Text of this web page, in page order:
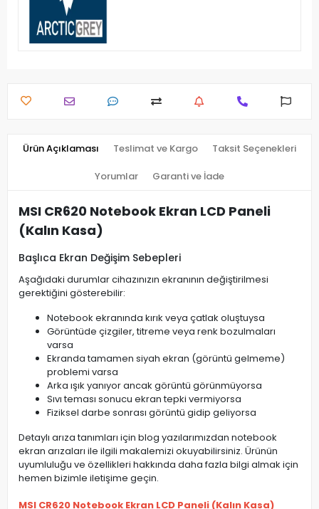
Ürün Açıklaması Teslimat ve Kargo Taksit Seçenekleri
Yorumlar Garanti ve İade
MSI CR620 Notebook Ekran LCD Paneli
(Kalın Kasa)
Başlıca Ekran Değişim Sebepleri
Aşağıdaki durumlar cihazınızın ekranının değiştirilmesi
gerektiğini gösterebilir:
Notebook ekranında kırık veya çatlak oluştuysa
Görüntüde çizgiler, titreme veya renk bozulmaları
varsa
Ekranda tamamen siyah ekran (görüntü gelmeme)
problemi varsa
Arka ışık yanıyor ancak görüntü görünmüyorsa
Sıvı teması sonucu ekran tepki vermiyorsa
Fiziksel darbe sonrası görüntü gidip geliyorsa
Detaylı arıza tanımları için blog yazılarımızdan notebook
ekran arızaları ile ilgili makalemizi okuyabilirsiniz. Ürünün
uyumluluğu ve özellikleri hakkında daha fazla bilgi almak için
hemen bizimle iletişime geçin.
MSI CR620 Notebook Ekran LCD Paneli (Kalın Kasa)